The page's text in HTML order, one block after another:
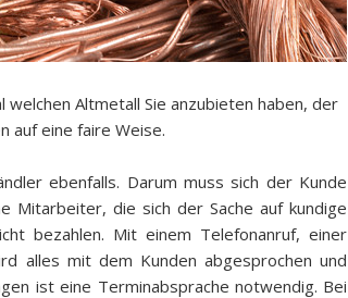
Altmetall Sie anzubieten haben, der
auf eine faire Weise.
ebenfalls. Darum muss sich der Kunde
Mitarbeiter, die sich der Sache auf kundige
bezahlen. Mit einem Telefonanruf, einer
alles mit dem Kunden abgesprochen und
ist eine Terminabsprache notwendig. Bei